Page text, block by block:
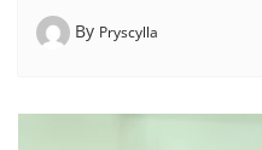
By Pryscylla